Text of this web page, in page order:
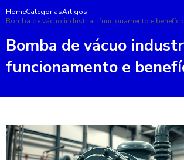
HomeCategoriasArtigos
Bomba de vácuo industrial: funcionamento e
Bomba de vácuo
funcionamento e